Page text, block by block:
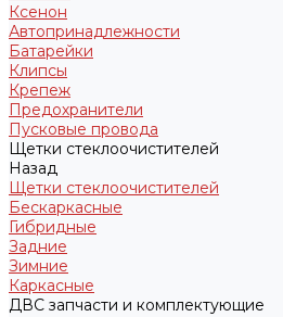
Ксенон
Автопринадлежности
Батарейки
Клипсы
Крепеж
Предохранители
Пусковые провода
Щетки стеклоочистителей
Назад
Щетки стеклоочистителей
Бескаркасные
Гибридные
Задние
Зимние
Каркасные
ДВС запчасти и комплектующие